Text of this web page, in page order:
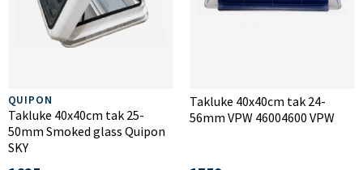
QUIPON
Takluke 40x40cm tak 25-
50mm Smoked glass Quipon
SKY
Takluke 40x40cm tak 24-
56mm VPW 46004600 VPW